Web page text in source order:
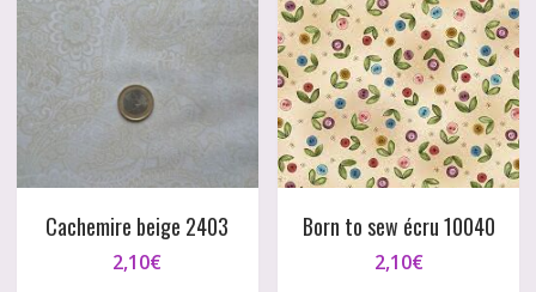
Cachemire beige 2403
2,10€
Born to sew écru 10040
2,10€